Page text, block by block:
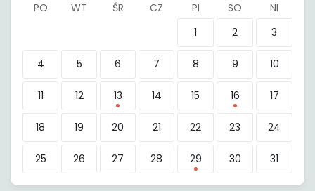
PO WT ŚR CZ PI SO
NI
1
2 3
4 5 6 7 8 9 10
11 12 13 14 15 16 17
18 19 20 21 22 23 24
25 26 27 28 29 30 31